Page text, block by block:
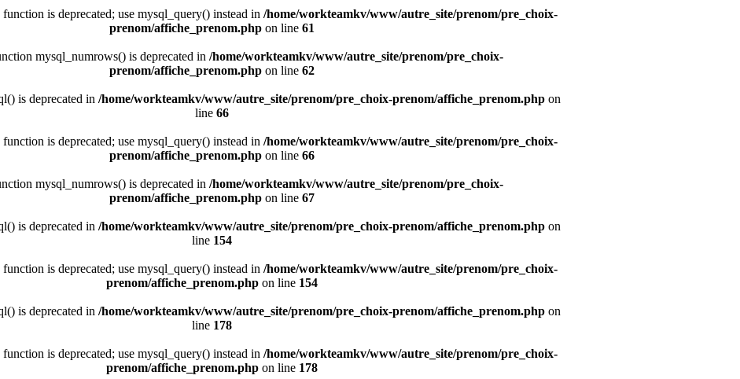
is deprecated; use mysql_query() instead in /home/workteamkv/www/autre_site/prenom/pre_choix-
prenom/affiche_prenom.phpon line 61
mysql_numrows() is deprecated in /home/workteamkv/www/autre_site/prenom/pre_choix-
prenom/affiche_prenom.phpon line 62
is deprecated in /home/workteamkv/www/autre_site/prenom/pre_choix-prenom/affiche_prenom.php on
line 66
is deprecated; use mysql_query() instead in /home/workteamkv/www/autre_site/prenom/pre_choix-
prenom/affiche_prenom.phpon line 66
mysql_numrows() is deprecated in /home/workteamkv/www/autre_site/prenom/pre_choix-
prenom/affiche_prenom.phpon line 67
is deprecated in /home/workteamkv/www/autre_site/prenom/pre_choix-prenom/affiche_prenom.php on
line 154
is deprecated; use mysql_query() instead in /home/workteamkv/www/autre_site/prenom/pre_choix-
prenom/affiche_prenom.phpon line 154
is deprecated in /home/workteamkv/www/autre_site/prenom/pre_choix-prenom/affiche_prenom.php on
line 178
is deprecated; use mysql_query() instead in /home/workteamkv/www/autre_site/prenom/pre_choix-
prenom/affiche_prenom.phpon line 178